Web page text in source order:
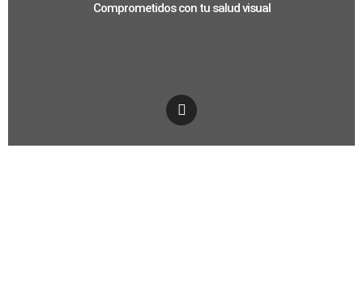
Comprometidos con tu salud visual